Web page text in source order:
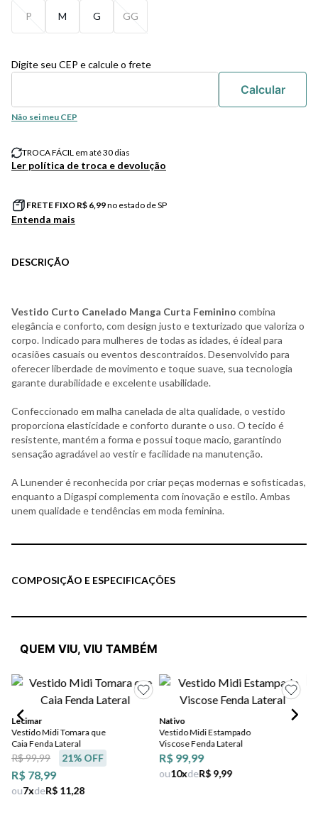
P M G GG
Digite seu CEP e calcule o frete
Não sei meu CEP
TROCA FÁCIL em até 30 dias
Ler política de troca e devolução
FRETE FIXO R$ 6,99no estado de SP
Entenda mais
DESCRIÇÃO
Vestido Curto Canelado Manga Curta Feminino combina
elegância e conforto, com design justo e texturizado que valoriza o
corpo. Indicado para mulheres de todas as idades, é ideal para
ocasiões casuais ou eventos descontraídos. Desenvolvido para
oferecer liberdade de movimento e toque suave, sua tecnologia
garante durabilidade e excelente usabilidade.
Confeccionado em malha canelada de alta qualidade, o vestido
proporciona elasticidade e conforto durante o uso. O tecido é
resistente, mantém a forma e possui toque macio, garantindo
sensação agradável ao vestir e facilidade na manutenção.
A Lunender é reconhecida por criar peças modernas e sofisticadas,
enquanto a Digaspi complementa com inovação e estilo. Ambas
unem qualidade e tendências em moda feminina.
COMPOSIÇÃO E ESPECIFICAÇÕES
QUEM VIU, VIU TAMBÉM
Lecimar
Vestido Midi Tomara que
Caia Fenda Lateral
R$ 78,99
R$ 99,99 21% OFF
ou7xdeR$ 11,28
Nativo
Vestido Midi Estampado
Viscose Fenda Lateral
R$ 99,99
ou10xdeR$ 9,99